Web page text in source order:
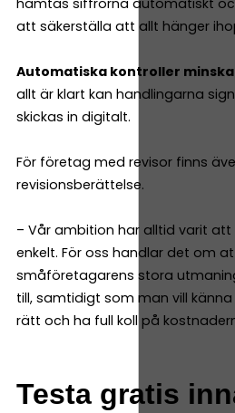
att säkerställa att allt hänger
Automatiska kontroller
allt är klart kan handlingarna
skickas in digitalt.
För företag med revisor finns
revisionsberättelse.
– Vår ambition har alltid varit
enkelt. För oss handlar det om
småföretagarens stora
till, samtidigt som man vill
rätt och ha full koll på
Testa gratis